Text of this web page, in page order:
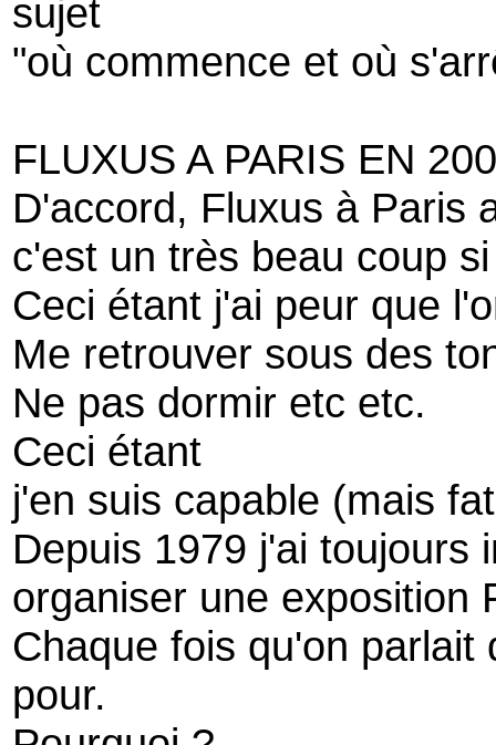
sujet
"où commence et où
FLUXUS A PARIS EN
D'accord, Fluxus à Paris
c'est un très beau coup
Ceci étant j'ai peur que
Me retrouver sous des
Ne pas dormir etc etc.
Ceci étant
j'en suis capable (mais
Depuis 1979 j'ai toujours
organiser une exposition
Chaque fois qu'on parlait
pour.